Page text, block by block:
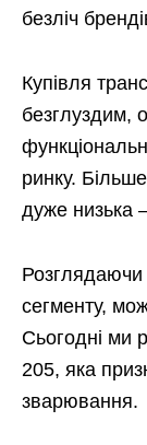
безліч
Купівля
безглуздим,
ринку. Більше
дуже низька
Розглядаючи
сегменту,
Сьогодні ми
205, яка
зварювання.